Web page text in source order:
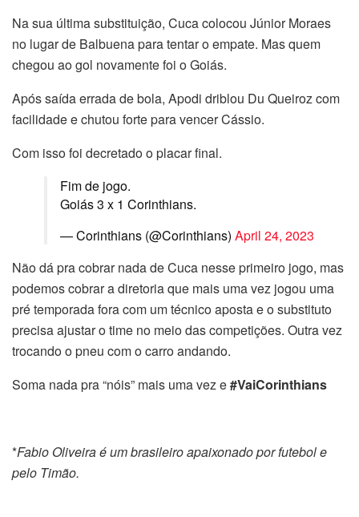
Na sua última substituição, Cuca colocou Júnior Moraes
no lugar de Balbuena para tentar o empate. Mas quem
chegou ao gol novamente foi o Goiás.
Após saída errada de bola, Apodi driblou Du Queiroz com
facilidade e chutou forte para vencer Cássio.
Com isso foi decretado o placar final.
Fim de jogo.
Goiás 3 x 1 Corinthians.
— Corinthians (@Corinthians) April 24, 2023
Não dá pra cobrar nada de Cuca nesse primeiro jogo, mas
podemos cobrar a diretoria que mais uma vez jogou uma
pré temporada fora com um técnico aposta e o substituto
precisa ajustar o time no meio das competições. Outra vez
trocando o pneu com o carro andando.
Soma nada pra “nóis” mais uma vez e#VaiCorinthians
*Fabio Oliveira é um brasileiro apaixonado por futebol e
pelo Timão.